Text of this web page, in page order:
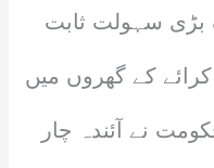
بڑی سہولت ثابت
کے گھروں میں
نے آئندہ چار